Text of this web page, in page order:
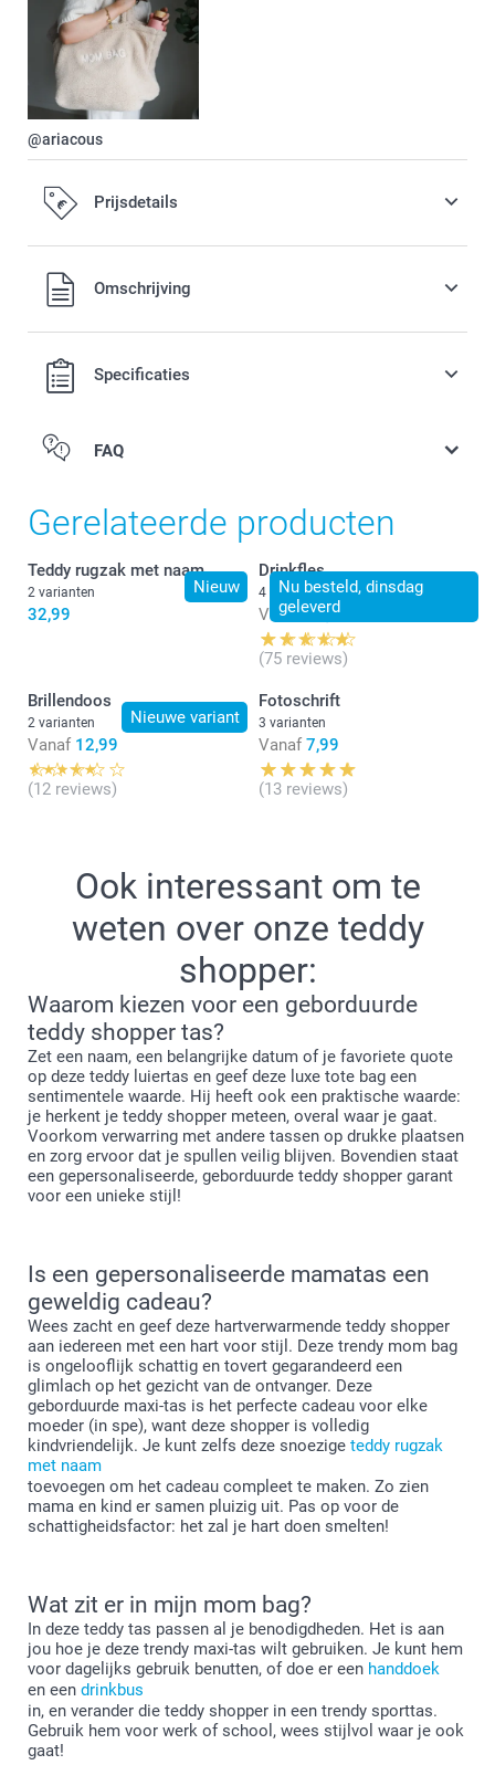
@ariacous
Prijsdetails
Alle prijzen zijn in EURO (€) inclusief BTW en exclusief
verzendkosten.Omschrijving
Specificaties
FAQ
Gerelateerde producten
Nieuw
Teddy rugzak met naam
2 varianten
32,99
Nu besteld, dinsdag
geleverd
Drinkfles
4 varianten
Vanaf 24,99
(75 reviews)
Nieuwe variant
Brillendoos
2 varianten
Vanaf 12,99
(12 reviews)
Fotoschrift
3 varianten
Vanaf 7,99
(13 reviews)
Ook interessant om te
weten over onze teddy
shopper:
Waarom kiezen voor een geborduurde
teddy shopper tas?
Zet een naam, een belangrijke datum of je favoriete quote
op deze teddy luiertas en geef deze luxe tote bag een
sentimentele waarde. Hij heeft ook een praktische waarde:
je herkent je teddy shopper meteen, overal waar je gaat.
Voorkom verwarring met andere tassen op drukke plaatsen
en zorg ervoor dat je spullen veilig blijven. Bovendien staat
een gepersonaliseerde, geborduurde teddy shopper garant
voor een unieke stijl!
Is een gepersonaliseerde mamatas een
geweldig cadeau?
Wees zacht en geef deze hartverwarmende teddy shopper
aan iedereen met een hart voor stijl. Deze trendy mom bag
is ongelooflijk schattig en tovert gegarandeerd een
glimlach op het gezicht van de ontvanger. Deze
geborduurde maxi-tas is het perfecte cadeau voor elke
moeder (in spe), want deze shopper is volledig
kindvriendelijk. Je kunt zelfs deze snoezige teddy rugzak
met naam
toevoegen om het cadeau compleet te maken. Zo zien
mama en kind er samen pluizig uit. Pas op voor de
schattigheidsfactor: het zal je hart doen smelten!
Wat zit er in mijn mom bag?
In deze teddy tas passen al je benodigdheden. Het is aan
jou hoe je deze trendy maxi-tas wilt gebruiken. Je kunt hem
voor dagelijks gebruik benutten, of doe er een handdoek
en een drinkbus
in, en verander die teddy shopper in een trendy sporttas.
Gebruik hem voor werk of school, wees stijlvol waar je ook
gaat!